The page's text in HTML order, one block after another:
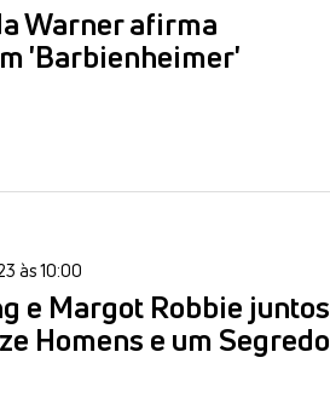
Warner afirma
'Barbienheimer'
às 10:00
e Margot Robbie juntos
Homens e um Segredo